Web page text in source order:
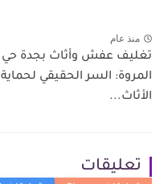
منذ عام
تغليف عفش وأثاث بجدة حي
المروة: السر الحقيقي لحماية
الأثاث...
تعليقات